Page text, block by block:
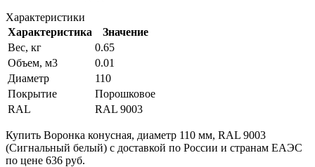
Характеристики
Характеристика
Значение
Вес, кг
0.65
Объем, м3
0.01
Диаметр
110
Покрытие
Порошковое
RAL
RAL 9003
Купить Воронка конусная, диаметр 110 мм, RAL 9003
(Сигнальный белый) с доставкой по России и странам ЕАЭС
по цене 636 руб.